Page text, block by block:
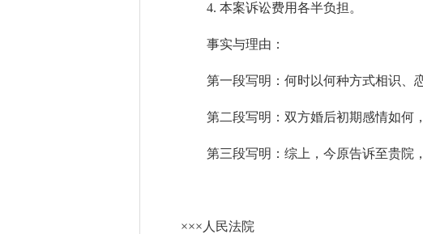
4. 本案诉讼费用各半负担。
事实与理由：
第一段写明：何时以何种方式相识、
第二段写明：双方婚后初期感情如何
第三段写明：综上，今原告诉至贵院
××× 人民法院